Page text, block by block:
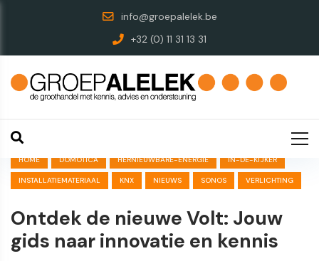
info@groepalelek.be
+32 (0) 11 31 13 31
HOME DOMOTICA HERNIEUWBARE-ENERGIE IN-DE-KIJKER
INSTALLATIEMATERIAAL KNX NIEUWS SONOS VERLICHTING
Ontdek de nieuwe Volt: Jouw
gids naar innovatie en kennis